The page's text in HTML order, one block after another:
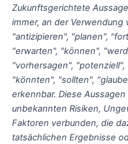
Zukunftsgerichtete
immer, an der
"antizipieren", "planen",
"erwarten", "können",
"vorhersagen",
"könnten", "sollten",
erkennbar. Diese
unbekannten Risiken,
Faktoren verbunden, die
tatsächlichen Ergebnisse